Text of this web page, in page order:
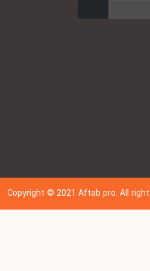
Copyright © 202 1Aftab pro. All